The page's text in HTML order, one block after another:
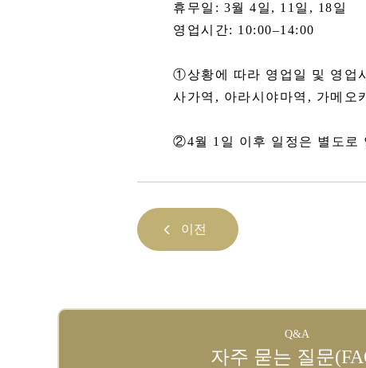
휴무일: 3월 4일, 11일, 18일
영업시간: 10:00–14:00
①상황에 따라 영업일 및 영업
사가역, 아라시야마역, 가메오
②4월 1일 이후 일정은 별도로
이전
Q&A
자주 묻는 질문